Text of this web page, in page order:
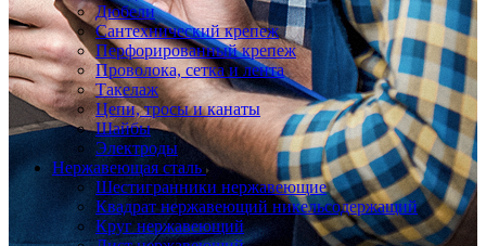
Дюбели
Сантехнический крепеж
Перфорированный крепеж
Проволока, сетка и лента
Такелаж
Цепи, тросы и канаты
Шайбы
Электроды
Нержавеющая сталь
Шестигранники нержавеющие
Квадрат нержавеющий никельсодержащий
Круг нержавеющий